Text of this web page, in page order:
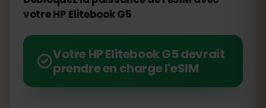
votre HP Elitebook G5
Votre HP Elitebook G5 devrait
prendre en charge l'eSIM